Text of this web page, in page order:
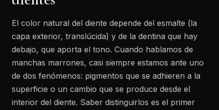
El color natural del diente depende del esmalte (la
capa exterior, translúcida) y de la dentina que hay
debajo, que aporta el tono. Cuando hablamos de
manchas marrones, casi siempre estamos ante uno
de dos fenómenos: pigmentos que se adhieren a la
superficie o un cambio que se produce desde el
interior del diente. Saber distinguirlos es el primer